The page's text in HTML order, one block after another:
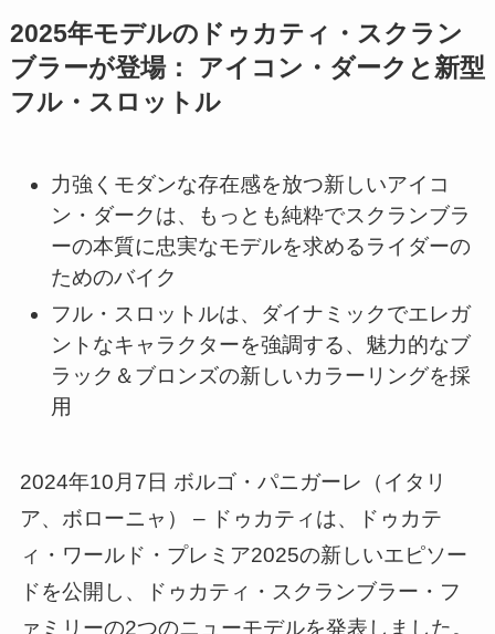
2025年モデルのドゥカティ・スクラン
ブラーが登場： アイコン・ダークと新型
フル・スロットル
力強くモダンな存在感を放つ新しいアイコ
ン・ダークは、もっとも純粋でスクランブラ
ーの本質に忠実なモデルを求めるライダーの
ためのバイク
フル・スロットルは、ダイナミックでエレガ
ントなキャラクターを強調する、魅力的なブ
ラック＆ブロンズの新しいカラーリングを採
用
2024年10月7日 ボルゴ・パニガーレ（イタリ
ア、ボローニャ） – ドゥカティは、ドゥカテ
ィ・ワールド・プレミア2025の新しいエピソー
ドを公開し、ドゥカティ・スクランブラー・フ
ァミリーの2つのニューモデルを発表しました。